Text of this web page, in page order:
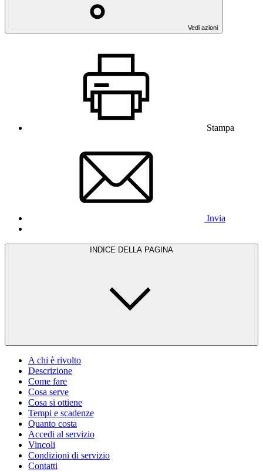
Vedi azioni
Stampa
Invia
INDICE DELLA PAGINA
A chi è rivolto
Descrizione
Come fare
Cosa serve
Cosa si ottiene
Tempi e scadenze
Quanto costa
Accedi al servizio
Vincoli
Condizioni di servizio
Contatti